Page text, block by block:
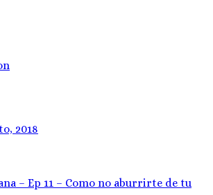
2018
– Ep 11 – Como no aburrirte de tu